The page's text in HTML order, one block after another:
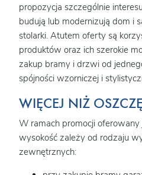
propozycja szczególnie
budują lub modernizują dom i
stolarki. Atutem oferty są
produktów oraz ich szerokie
zakup bramy i drzwi od
spójności wzorniczej i
WIĘCEJ NIŻ
W ramach promocji
wysokość zależy od rodzaju
zewnętrznych: